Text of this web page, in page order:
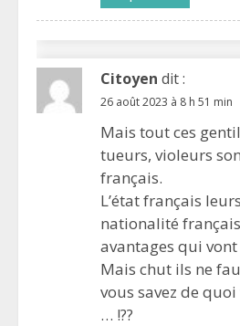
Citoyen dit :
26 août 2023 à 8 h 51 min
Mais tout ces
tueurs, violeurs
français.
L’état français
nationalité
avantages qui
Mais chut ils ne
vous savez de
… !??